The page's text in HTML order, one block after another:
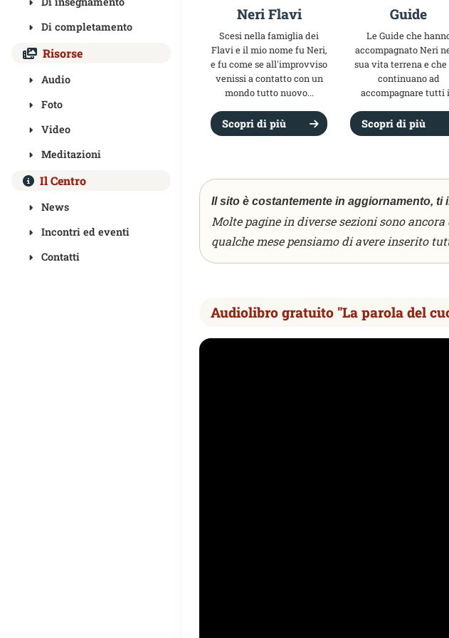
Di completamento
Risorse
Audio
Foto
Video
Meditazioni
Il Centro
News
Incontri ed eventi
Contatti
Neri Flavi
Scesi nella famiglia dei
Flavi e il mio nome fu Neri,
e fu come se all'improvviso
venissi a contatto con un
mondo tutto nuovo...
Scopri di più
Guide
Le Guide che
accompagnato Neri
sua vita terrena e che
continuano ad
accompagnare tutti
Scopri di più
Il sito è costantemente in aggiornamento, ti
Molte pagine in diverse sezioni sono
qualche mese pensiamo di avere inserito
Audiolibro gratuito "La parola del